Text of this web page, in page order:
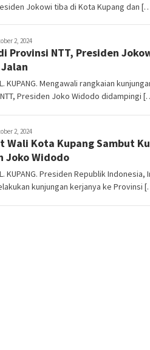
Jokowi tiba di Kota Kupang dan
2, 2024
Provinsi NTT, Presiden
KUPANG. Mengawali rangkaian
Presiden Joko Widodo didampingi
2, 2024
Wali Kota Kupang Sambut
Joko Widodo
KUPANG. Presiden Republik
kunjungan kerjanya ke Provinsi